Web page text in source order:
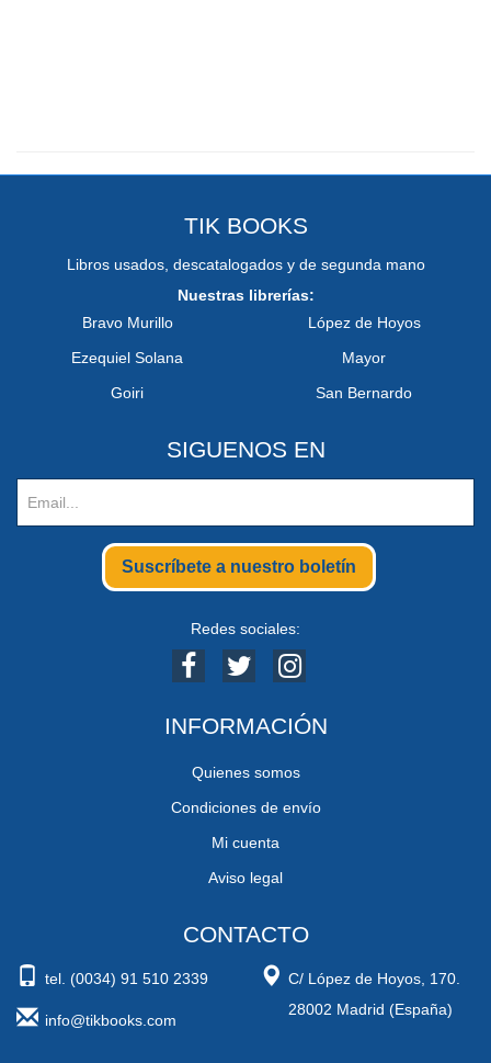
TIK BOOKS
Libros usados, descatalogados y de segunda mano
Nuestras librerías:
Bravo Murillo
Ezequiel Solana
Goiri
López de Hoyos
Mayor
San Bernardo
SIGUENOS EN
Suscríbete a nuestro boletín
Redes sociales:
INFORMACIÓN
Quienes somos
Condiciones de envío
Mi cuenta
Aviso legal
CONTACTO
tel. (0034) 91 510 2339
info@tikbooks.com
C/ López de Hoyos, 170.
28002 Madrid (España)